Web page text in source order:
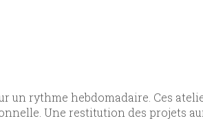
un rythme hebdomadaire. Ces
Une restitution des projets